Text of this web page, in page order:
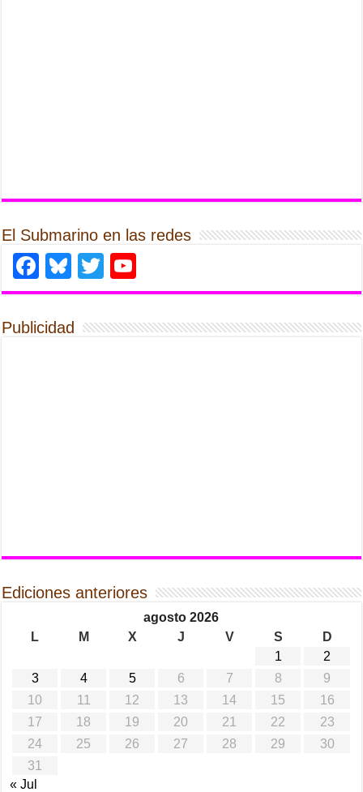
El Submarino en las redes
Facebook
Bluesky
Twitter
Publicidad
Ediciones anteriores
agosto 2026
L
M X J V S
D
1
2
3
4 5 6 7 8
9
10
11 12 13 14 15
16
17
18 19 20 21 22
23
24
25 26 27 28 29
30
31
« Jul